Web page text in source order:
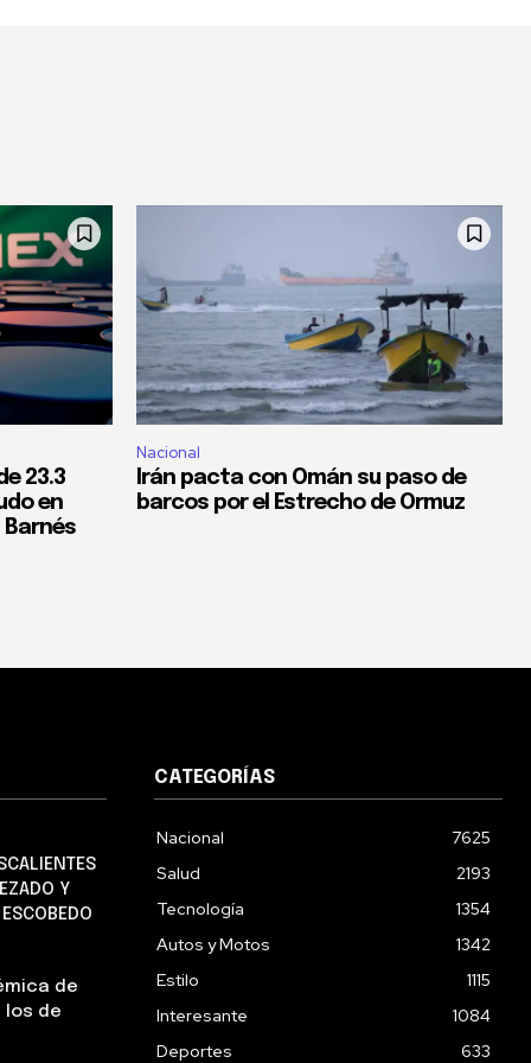
23.3
en
Barnés
Nacional
Irán pacta con Omán su paso de
barcos por el Estrecho de Ormuz
Y
de
los de
CATEGORÍAS
Nacional
7625
Salud
2193
Tecnología
1354
Autos y Motos
1342
Estilo
1115
Interesante
1084
Deportes
633